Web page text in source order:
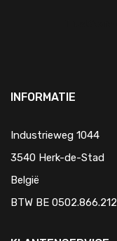
INFORMATIE
Industrieweg 1044
3540 Herk-de-Stad
België
BTW BE 0502.866.212